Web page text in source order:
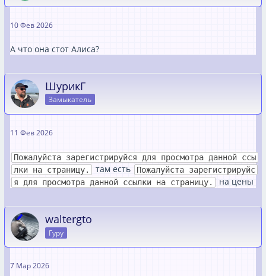
10 Фев 2026
А что она стот Алиса?
ШурикГ
Замыкатель
11 Фев 2026
Пожалуйста зарегистрируйся для просмотра данной ссы
лки на страницу.
там есть
Пожалуйста зарегистрируйс
я для просмотра данной ссылки на страницу.
на цены
waltergto
Гуру
7 Мар 2026